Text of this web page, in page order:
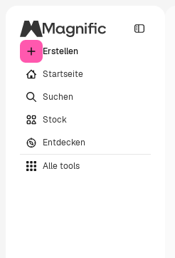
Erstellen
Startseite
Suchen
Stock
Entdecken
Alle tools